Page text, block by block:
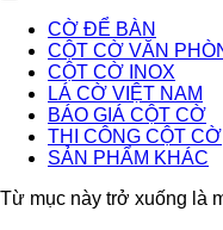
CỜ ĐỂ BÀN
CỘT CỜ VĂN
CỘT CỜ INOX
LÁ CỜ VIỆT NAM
BÁO GIÁ CỘT CỜ
THI CÔNG CỘT CỜ
SẢN PHẨM KHÁC
Từ mục này trở xuống là